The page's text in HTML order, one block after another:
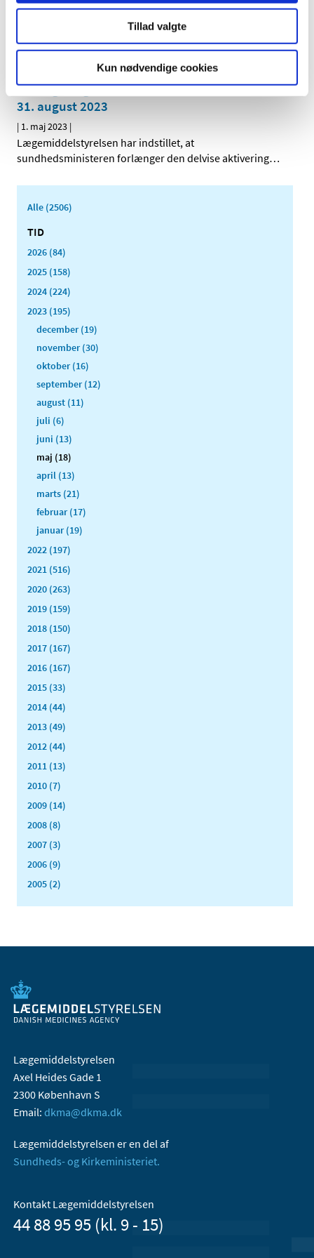
Tillad valgte
Kun nødvendige cookies
|1. maj 2023|
Lægemiddelstyrelsen har mandag tekniske problemer
med opdatering af medicinpriser.dk. De priser,
Sundhedsministeren har aktiveret det
statslige lægemiddelberedskab delvist til den
31. august 2023
| 1. maj 2023 |
Lægemiddelstyrelsen har indstillet, at
sundhedsministeren forlænger den delvise aktivering…
Alle (2506)
TID
2026 (84)
2025 (158)
2024 (224)
2023 (195)
december (19)
november (30)
oktober (16)
september (12)
august (11)
juli (6)
juni (13)
maj (18)
april (13)
marts (21)
februar (17)
januar (19)
2022 (197)
2021 (516)
2020 (263)
2019 (159)
2018 (150)
2017 (167)
2016 (167)
2015 (33)
2014 (44)
2013 (49)
2012 (44)
2011 (13)
2010 (7)
2009 (14)
2008 (8)
2007 (3)
2006 (9)
2005 (2)
Lægemiddelstyrelsen
Axel Heides Gade 1
2300 København S
Email: dkma@dkma.dk
Lægemiddelstyrelsen er en del af
Sundheds- og Kirkeministeriet.
Kontakt Lægemiddelstyrelsen
44 88 95 95 (kl. 9 - 15)